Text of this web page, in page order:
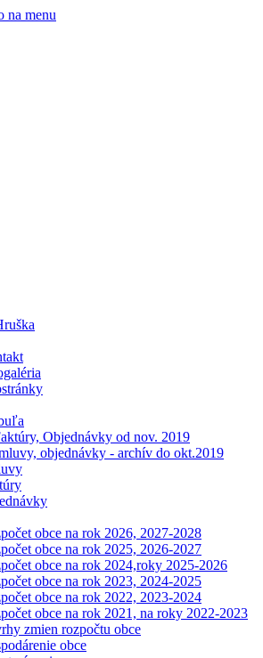
na menu
Objednávky od nov. 2019
objednávky - archív do okt.2019
obce na rok 2026, 2027-2028
obce na rok 2025, 2026-2027
obce na rok 2024,roky 2025-2026
obce na rok 2023, 2024-2025
obce na rok 2022, 2023-2024
obce na rok 2021, na roky 2022-2023
zmien rozpočtu obce
obce